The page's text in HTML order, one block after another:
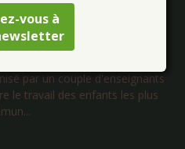
vous à
à la Une !
– Janvier 2027
par un couple d'enseignants
le travail des enfants les plus